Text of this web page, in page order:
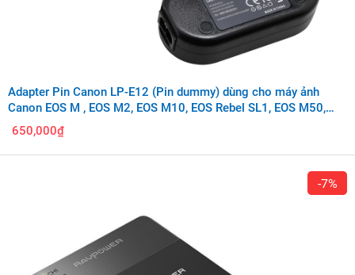
Adapter Pin Canon LP-E12 (Pin dummy) dùng cho máy ảnh
Canon EOS M , EOS M2, EOS M10, EOS Rebel SL1, EOS M50,
EOS M100 và PowerShot SX70 HS.
650,000₫
-7%